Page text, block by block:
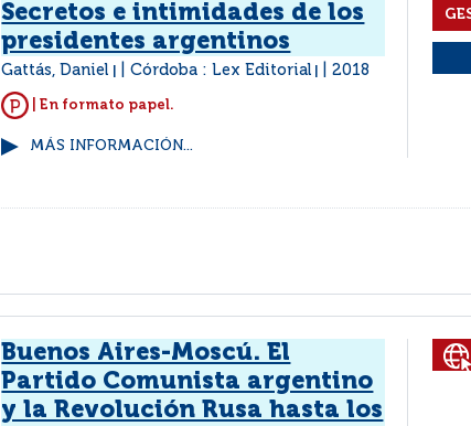
Secretos e intimidades de los
presidentes argentinos
Gattás, Daniel Córdoba : Lex Editorial 2018
| En formato papel.
MÁS INFORMACIÓN...
Buenos Aires-Moscú. El
Partido Comunista argentino
y la Revolución Rusa hasta los